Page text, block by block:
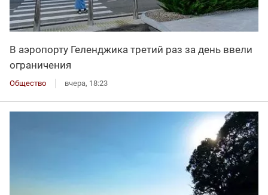
В аэропорту Геленджика третий раз за день ввели
ограничения
Общество вчера, 18:23